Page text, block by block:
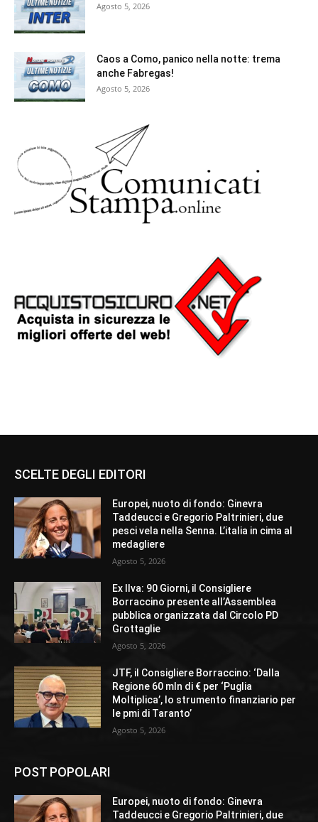
Agosto 5, 2026
Caos a Como, panico nella notte: trema
anche Fabregas!
Agosto 5, 2026
SCELTE DEGLI EDITORI
Europei, nuoto di fondo: Ginevra
Taddeucci e Gregorio Paltrinieri, due
pesci vela nella Senna. L’italia in cima al
medagliere
Agosto 5, 2026
Ex Ilva: 90 Giorni, il Consigliere
Borraccino presente all’Assemblea
pubblica organizzata dal Circolo PD
Grottaglie
Agosto 5, 2026
JTF, il Consigliere Borraccino: ‘Dalla
Regione 60 mln di € per ‘Puglia
Moltiplica’, lo strumento finanziario per
le pmi di Taranto’
Agosto 5, 2026
POST POPOLARI
Europei, nuoto di fondo: Ginevra
Taddeucci e Gregorio Paltrinieri, due